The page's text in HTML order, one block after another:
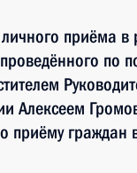
приёма
по
Алексеем
приёму граждан